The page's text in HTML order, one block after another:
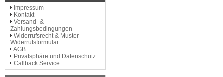
Impressum
Kontakt
Versand- &
Zahlungsbedingungen
Widerrufsrecht & Muster-
Widerrufsformular
AGB
Privatsphäre und Datenschutz
Callback Service